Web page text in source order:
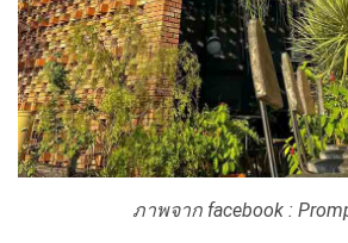
ภาพจาก facebook :